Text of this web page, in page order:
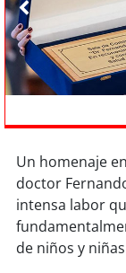
soyiquique
soycalama
soy
soy copiapó
soy
Un homenaje
doctor
intensa labor
de niños y